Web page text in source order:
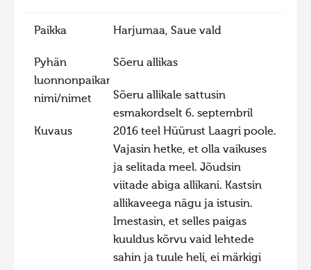
Hiite kuvavõistlus 2021
Liikkuvat kuvat 2021
Hiite kuvavõistlus 2020
Hiite kuvavõistlus 2019
Hiite kuvavõistlus 2018
Hiite kuvavõistlus 2017
Hiite kuvavõistlus 2016
Hiite kuvavõistlus 2014
Paikka Harjumaa, Saue vald
Pyhän
luonnonpaikan
nimi/nimet
Sõeru allikas
Kuvaus
Sõeru allikale sattusin
esmakordselt 6. septembril
2016 teel Hüürust Laagri poole.
Vajasin hetke, et olla vaikuses
ja selitada meel. Jõudsin
viitade abiga allikani. Kastsin
allikaveega nägu ja istusin.
Imestasin, et selles paigas
kuuldus kõrvu vaid lehtede
sahin ja tuule heli, ei märkigi